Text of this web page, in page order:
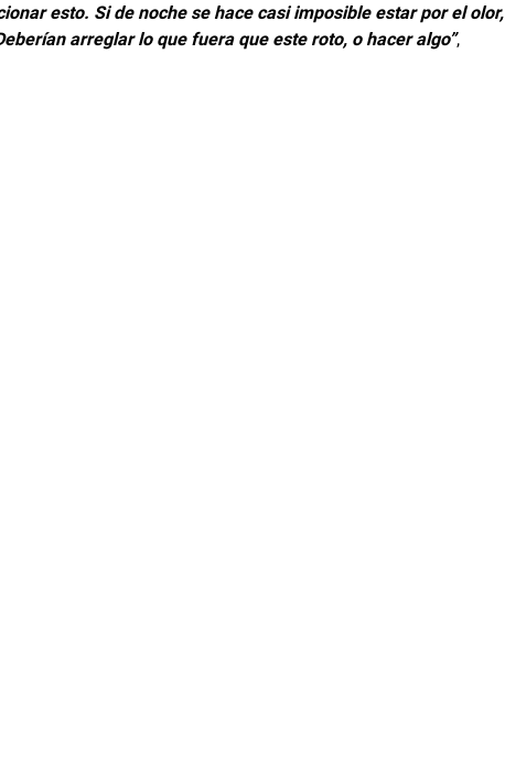
esto. Si de noche se hace casi imposible estar por el olor,
arreglar lo que fuera que este roto, o hacer algo”,